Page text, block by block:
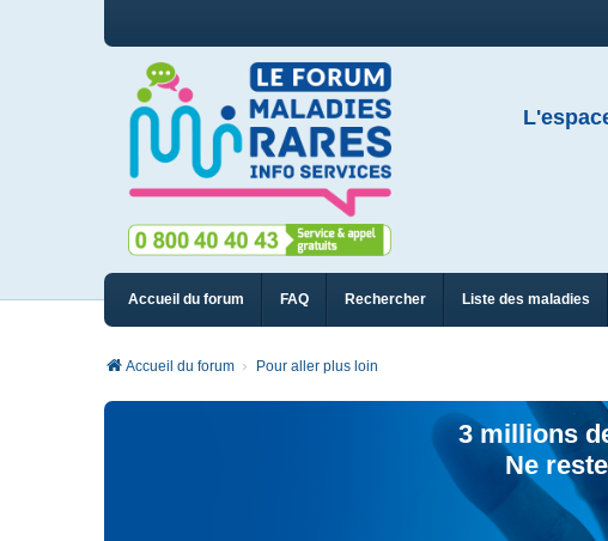
Accueil du forum FAQ Rechercher Liste des maladies
Accueil du forum Pour aller plus loin
3 millions
Ne